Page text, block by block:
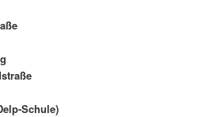
Schule)